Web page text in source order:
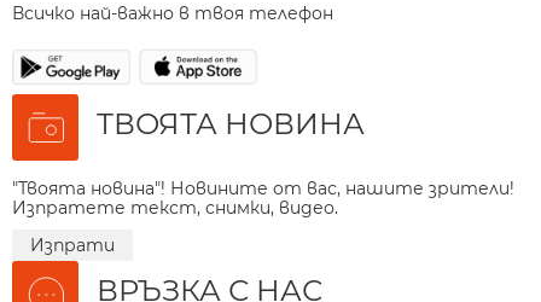
Всичко най-важно в твоя телефон
ТВОЯТА НОВИНА
"Твоята новина"! Новините от вас, нашите зрители!
Изпратете текст, снимки, видео.
Изпрати
ВРЪЗКА С НАС